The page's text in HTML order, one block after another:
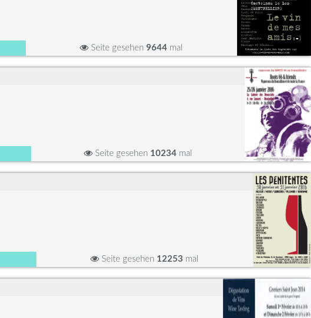
Seite gesehen 9644 mal
Seite gesehen 10234 mal
Seite gesehen 12253 mal